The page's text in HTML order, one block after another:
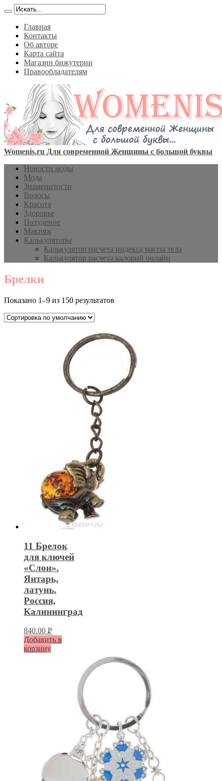
Главная
Контакты
Об авторе
Карта сайта
Магазин бижутерии
Правообладателям
Womenis.ru Для современной Женщины с большой буквы
Новости моды
Мода
Знаменитости
Волосы
Красота
Здоровье
Похудение
Макияж
Калькуляторы
Калькулятор расчета индекса массы тела
Калькулятор расчета калорий онлайн
Брелки
Показано 1–9 из 150 результатов
11 Брелок
для ключей
«Слон».
Янтарь,
латунь.
Россия,
Калининград
840.00 Р
УБ.
Добавить в
корзину